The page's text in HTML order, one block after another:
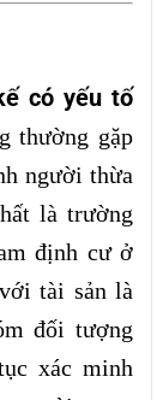
có yếu tố
thường gặp
người thừa
là trường
định cư ở
tài sản là
đối tượng
xác minh